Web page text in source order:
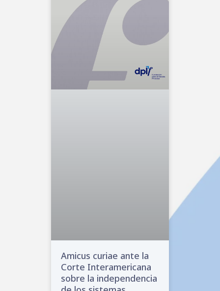
Amicus curiae ante la
Corte Interamericana
sobre la independencia